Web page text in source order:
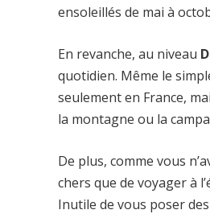
ensoleillés de mai à
En revanche, au niveau
quotidien. Même le
seulement en France,
la montagne ou la
De plus, comme vous
chers que de voyager à
Inutile de vous poser